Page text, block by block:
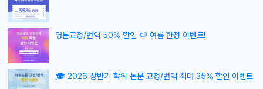
영문교정/번역 50% 할인 🍉 여름 한정 이벤트!
🎓 2026 상반기 학위 논문 교정/번역 최대 35% 할인 이벤트